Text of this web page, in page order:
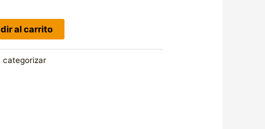
al carrito
categorizar